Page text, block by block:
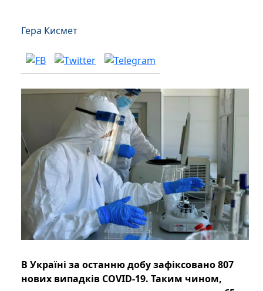
Гера Кисмет
В Україні за останню добу зафіксовано 807
нових випадків COVID-19. Таким чином,